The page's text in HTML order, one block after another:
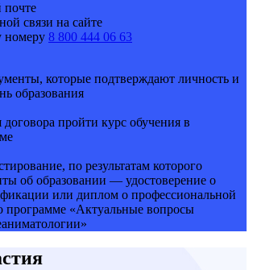
почте
связи на сайте
номеру 8 800 444 06 63
которые подтверждают личность и
образования
пройти курс обучения в
по результатам которого
об образовании — удостоверение о
или диплом о профессиональной
программе «Актуальные вопросы